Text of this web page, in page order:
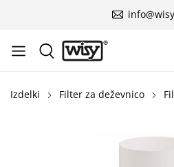
Izdelki Filter za deževnico